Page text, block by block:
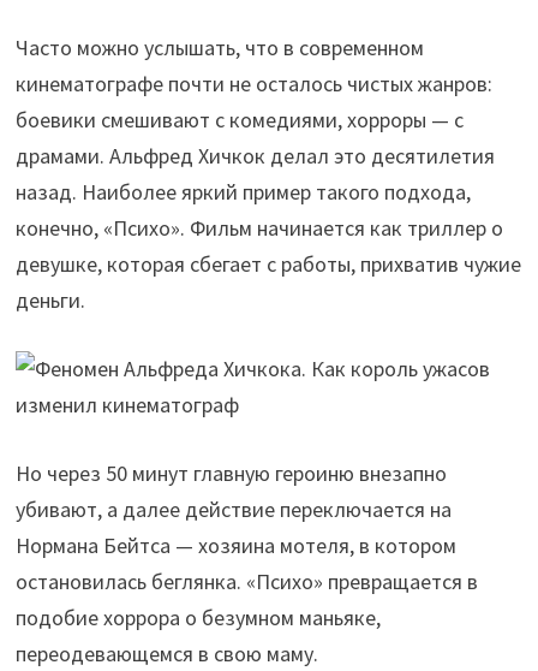
Часто можно услышать, что в современном
кинематографе почти не осталось чистых жанров:
боевики смешивают с комедиями, хорроры — с
драмами. Альфред Хичкок делал это десятилетия
назад. Наиболее яркий пример такого подхода,
конечно, «Психо». Фильм начинается как триллер о
девушке, которая сбегает с работы, прихватив чужие
деньги.
Но через 50 минут главную героиню внезапно
убивают, а далее действие переключается на
Нормана Бейтса — хозяина мотеля, в котором
остановилась беглянка. «Психо» превращается в
подобие хоррора о безумном маньяке,
переодевающемся в свою маму.